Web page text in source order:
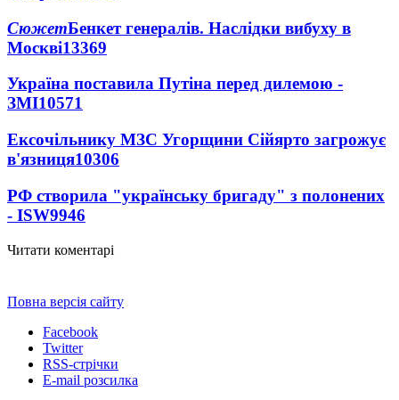
СюжетБенкет генералів. Наслідки вибуху в
Москві13369
Україна поставила Путіна перед дилемою -
ЗМІ10571
Ексочільнику МЗС Угорщини Сійярто загрожує
в'язниця10306
РФ створила "українську бригаду" з полонених
- ISW9946
Читати коментарі
Повна версія сайту
Facebook
Twitter
RSS-стрічки
E-mail розсилка